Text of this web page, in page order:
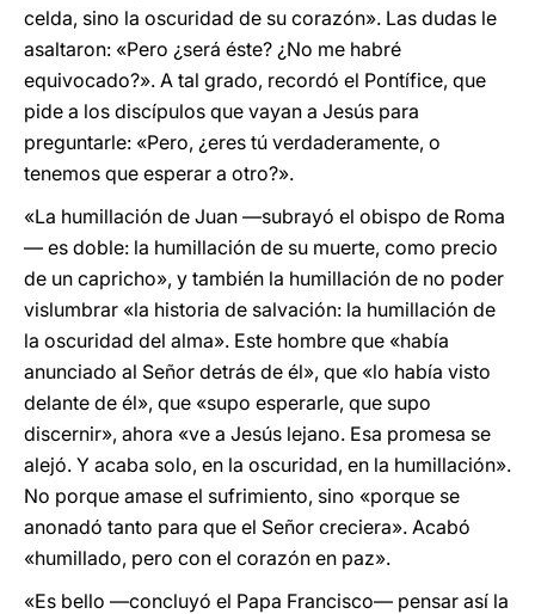
celda, sino la oscuridad de su corazón». Las dudas le
asaltaron: «Pero ¿será éste? ¿No me habré
equivocado?». A tal grado, recordó el Pontífice, que
pide a los discípulos que vayan a Jesús para
preguntarle: «Pero, ¿eres tú verdaderamente, o
tenemos que esperar a otro?».
«La humillación de Juan —subrayó el obispo de Roma
— es doble: la humillación de su muerte, como precio
de un capricho», y también la humillación de no poder
vislumbrar «la historia de salvación: la humillación de
la oscuridad del alma». Este hombre que «había
anunciado al Señor detrás de él», que «lo había visto
delante de él», que «supo esperarle, que supo
discernir», ahora «ve a Jesús lejano. Esa promesa se
alejó. Y acaba solo, en la oscuridad, en la humillación».
No porque amase el sufrimiento, sino «porque se
anonadó tanto para que el Señor creciera». Acabó
«humillado, pero con el corazón en paz».
«Es bello —concluyó el Papa Francisco— pensar así la